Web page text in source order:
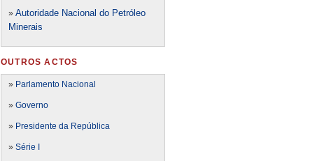
» Autoridade Nacional do Petróleo
Minerais
OUTROS ACTOS
» Parlamento Nacional
» Governo
» Presidente da República
» Série I